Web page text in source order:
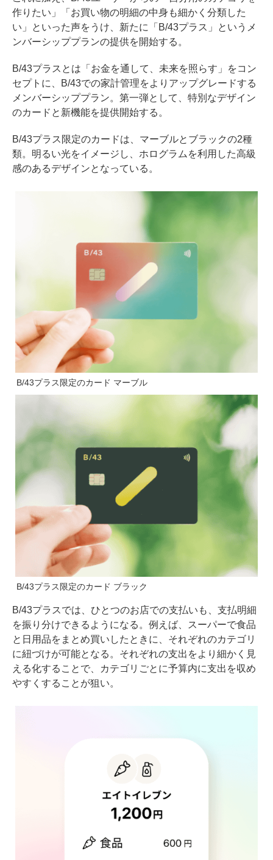
作りたい」「お買い物の明細の中身も細かく分類した
い」といった声をうけ、新たに「B/43プラス」というメ
ンバーシッププランの提供を開始する。
B/43プラスとは「お金を通して、未来を照らす」をコン
セプトに、B/43での家計管理をよりアップグレードする
メンバーシッププラン。第一弾として、特別なデザイン
のカードと新機能を提供開始する。
B/43プラス限定のカードは、マーブルとブラックの2種
類。明るい光をイメージし、ホログラムを利用した高級
感のあるデザインとなっている。
B/43プラス限定のカード マーブル
B/43プラス限定のカード ブラック
B/43プラスでは、ひとつのお店での支払いも、支払明細
を振り分けできるようになる。例えば、スーパーで食品
と日用品をまとめ買いしたときに、それぞれのカテゴリ
に紐づけが可能となる。それぞれの支出をより細かく見
える化することで、カテゴリごとに予算内に支出を収め
やすくすることが狙い。